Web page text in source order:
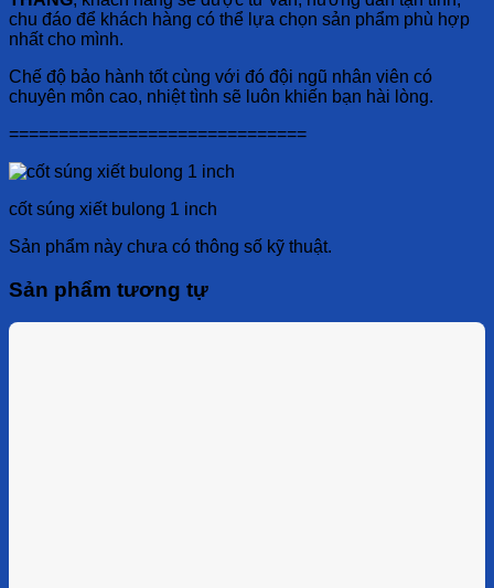
chu đáo để khách hàng có thể lựa chọn sản phẩm phù hợp
nhất cho mình.
Chế độ bảo hành tốt cùng với đó đội ngũ nhân viên có
chuyên môn cao, nhiệt tình sẽ luôn khiến bạn hài lòng.
==============================
cốt súng xiết bulong 1 inch
Sản phẩm này chưa có thông số kỹ thuật.
Sản phẩm tương tự